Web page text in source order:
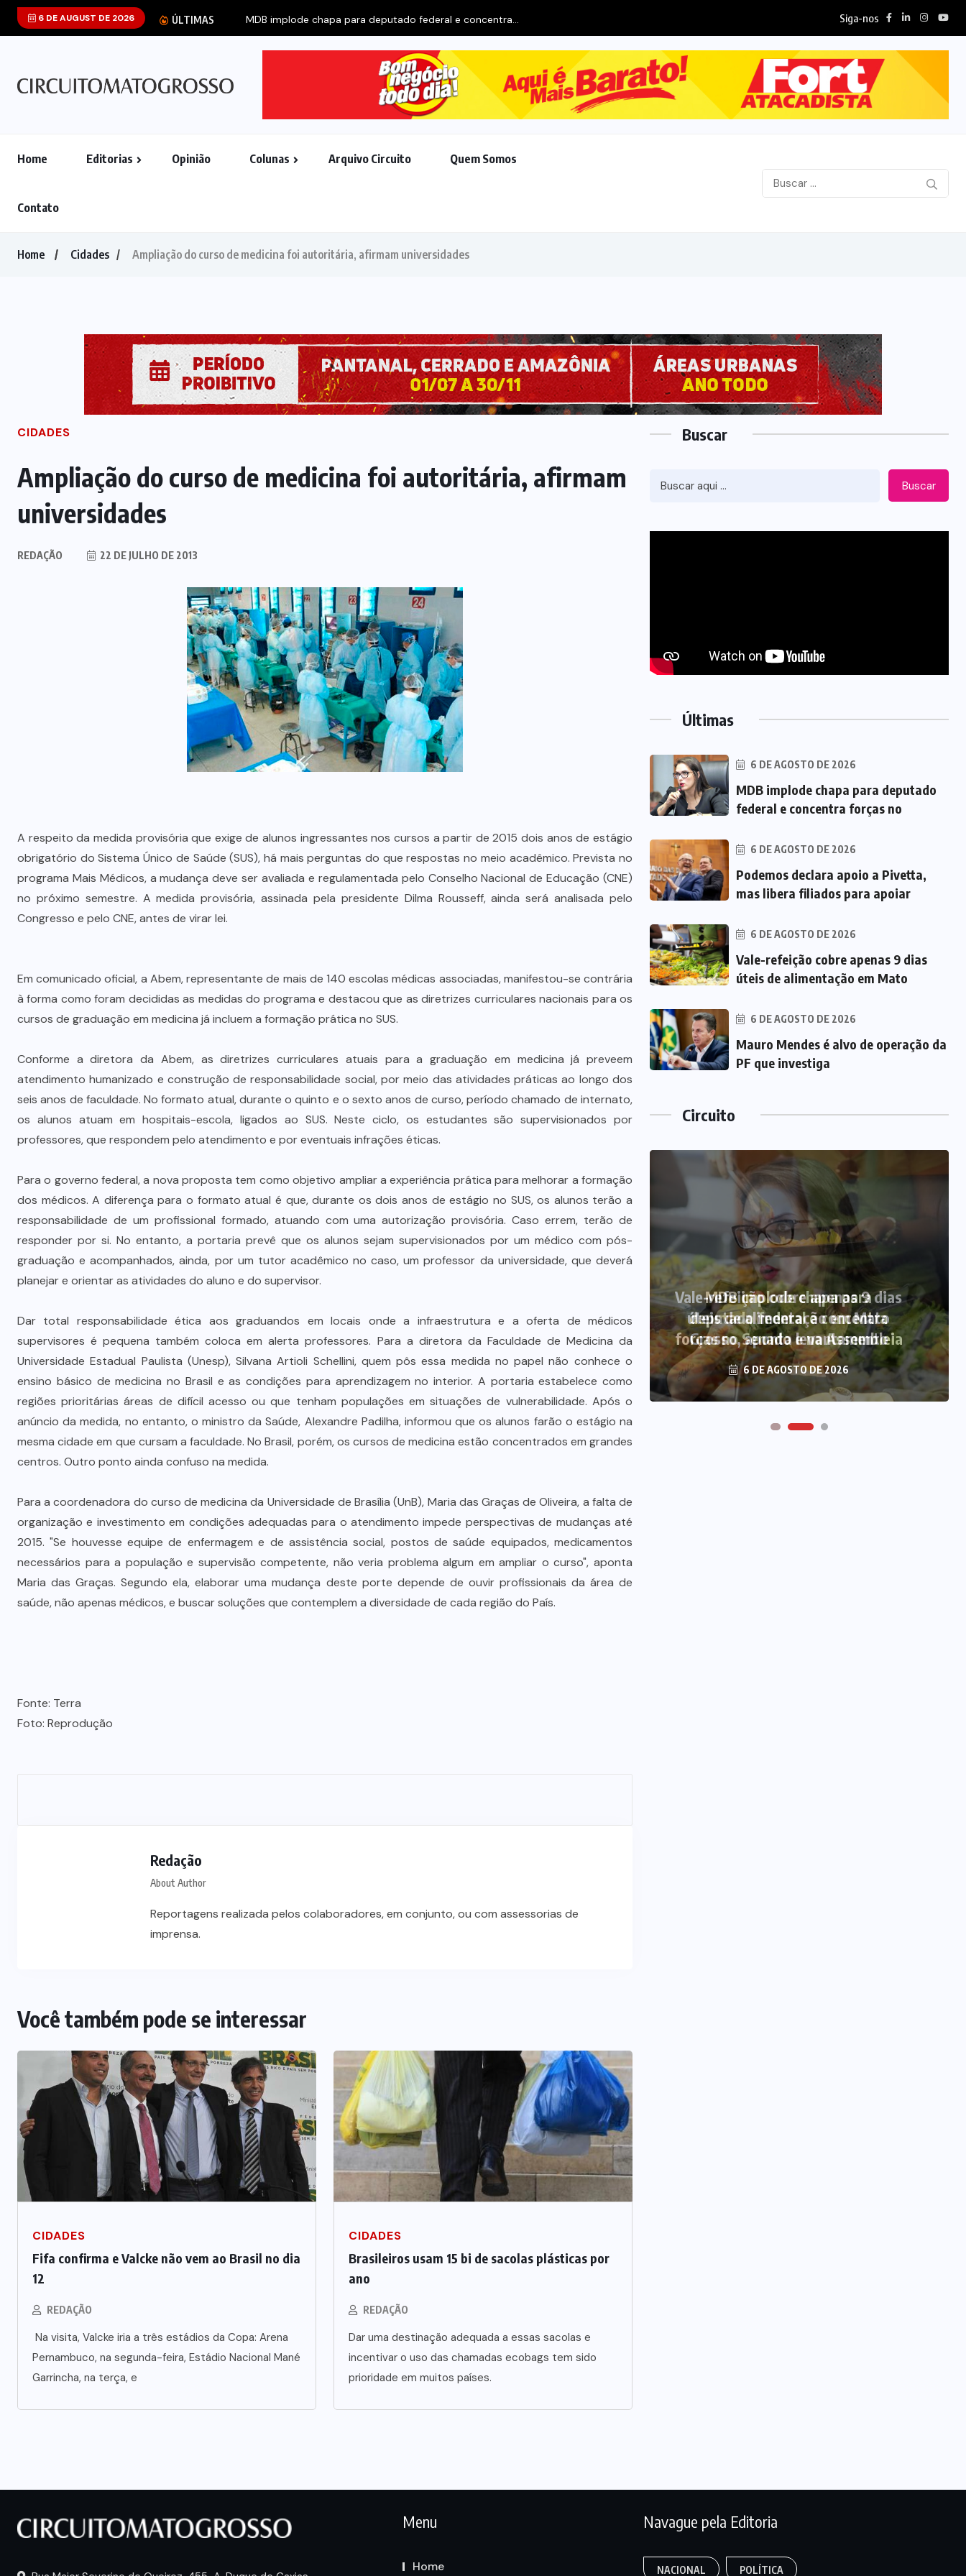
6 DE AUGUST DE 2026 ÚLTIMAS MDB implode chapa para deputado federal e concentra... Siga-nos
Home Editorias Opinião Colunas Arquivo Circuito Quem Somos
Contato
Home Cidades Ampliação do curso de medicina foi autoritária, afirmam universidades
CIDADES
Ampliação do curso de medicina foi autoritária, afirmam
universidades
REDAÇÃO 22 DE JULHO DE 2013
A respeito da medida provisória que exige de alunos ingressantes nos cursos a partir de 2015 dois anos de estágio
obrigatório do Sistema Único de Saúde (SUS), há mais perguntas do que respostas no meio acadêmico. Prevista no
programa Mais Médicos, a mudança deve ser avaliada e regulamentada pelo Conselho Nacional de Educação (CNE)
no próximo semestre. A medida provisória, assinada pela presidente Dilma Rousseff, ainda será analisada pelo
Congresso e pelo CNE, antes de virar lei.
Em comunicado oficial, a Abem, representante de mais de 140 escolas médicas associadas, manifestou-se contrária
à forma como foram decididas as medidas do programa e destacou que as diretrizes curriculares nacionais para os
cursos de graduação em medicina já incluem a formação prática no SUS.
Conforme a diretora da Abem, as diretrizes curriculares atuais para a graduação em medicina já preveem
atendimento humanizado e construção de responsabilidade social, por meio das atividades práticas ao longo dos
seis anos de faculdade. No formato atual, durante o quinto e o sexto anos de curso, período chamado de internato,
os alunos atuam em hospitais-escola, ligados ao SUS. Neste ciclo, os estudantes são supervisionados por
professores, que respondem pelo atendimento e por eventuais infrações éticas.
Para o governo federal, a nova proposta tem como objetivo ampliar a experiência prática para melhorar a formação
dos médicos. A diferença para o formato atual é que, durante os dois anos de estágio no SUS, os alunos terão a
responsabilidade de um profissional formado, atuando com uma autorização provisória. Caso errem, terão de
responder por si. No entanto, a portaria prevê que os alunos sejam supervisionados por um médico com pós-
graduação e acompanhados, ainda, por um tutor acadêmico no caso, um professor da universidade, que deverá
planejar e orientar as atividades do aluno e do supervisor.
Dar total responsabilidade ética aos graduandos em locais onde a infraestrutura e a oferta de médicos
supervisores é pequena também coloca em alerta professores. Para a diretora da Faculdade de Medicina da
Universidade Estadual Paulista (Unesp), Silvana Artioli Schellini, quem pôs essa medida no papel não conhece o
ensino básico de medicina no Brasil e as condições para aprendizagem no interior. A portaria estabelece como
regiões prioritárias áreas de difícil acesso ou que tenham populações em situações de vulnerabilidade. Após o
anúncio da medida, no entanto, o ministro da Saúde, Alexandre Padilha, informou que os alunos farão o estágio na
mesma cidade em que cursam a faculdade. No Brasil, porém, os cursos de medicina estão concentrados em grandes
centros. Outro ponto ainda confuso na medida.
Para a coordenadora do curso de medicina da Universidade de Brasília (UnB), Maria das Graças de Oliveira, a falta de
organização e investimento em condições adequadas para o atendimento impede perspectivas de mudanças até
2015. "Se houvesse equipe de enfermagem e de assistência social, postos de saúde equipados, medicamentos
necessários para a população e supervisão competente, não veria problema algum em ampliar o curso", aponta
Maria das Graças. Segundo ela, elaborar uma mudança deste porte depende de ouvir profissionais da área de
saúde, não apenas médicos, e buscar soluções que contemplem a diversidade de cada região do País.
Fonte: Terra
Foto: Reprodução
Redação
About Author
Reportagens realizada pelos colaboradores, em conjunto, ou com assessorias de
imprensa.
Você também pode se interessar
CIDADES
Fifa confirma e Valcke não vem ao Brasil no dia
12
REDAÇÃO
Na visita, Valcke iria a três estádios da Copa: Arena
Pernambuco, na segunda-feira, Estádio Nacional Mané
Garrincha, na terça, e
CIDADES
Brasileiros usam 15 bi de sacolas plásticas por
ano
REDAÇÃO
Dar uma destinação adequada a essas sacolas e
incentivar o uso das chamadas ecobags tem sido
prioridade em muitos países.
Buscar
Buscar
Últimas
6 DE AGOSTO DE 2026
MDB implode chapa para deputado
federal e concentra forças no
6 DE AGOSTO DE 2026
Podemos declara apoio a Pivetta,
mas libera filiados para apoiar
6 DE AGOSTO DE 2026
Vale-refeição cobre apenas 9 dias
úteis de alimentação em Mato
6 DE AGOSTO DE 2026
Mauro Mendes é alvo de operação da
PF que investiga
Circuito
Wilson Santos projeta novos
mil lotes com infraestrutura
completa
5 DE AGOSTO DE 2026
deputado federal e concentra
forças no Senado e na Assembleia
6 DE AGOSTO DE 2026
Vale-refeição cobre apenas 9 dias
úteis de alimentação em Mato
Grosso, aponta levantamento
6 DE AGOSTO DE 2026
Menu
Home
Navague pela Editoria
NACIONAL POLÍTICA